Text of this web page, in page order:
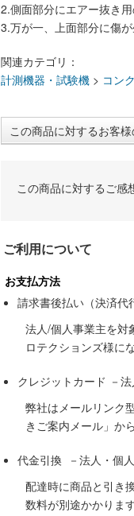
2.側面部分にエアー抜き
3.万が一、上面部分に傷
関連カテゴリ：
計測機器・試験機 > コン
この商品に対するお客
この商品に対するご感
ご利用について
お支払方法
請求書後払い（決済代
法人/個人事業主を対
ロテクションズ様に
クレジットカード －
弊社はメールリンク
きご案内メール」か
代金引換 －法人・個
配達時に商品と引き
数料が別途かかりま